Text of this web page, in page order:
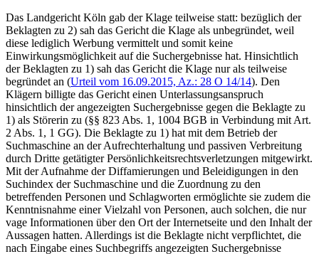
Das Landgericht Köln gab der Klage teilweise statt: bezüglich der
Beklagten zu 2) sah das Gericht die Klage als unbegründet, weil
diese lediglich Werbung vermittelt und somit keine
Einwirkungsmöglichkeit auf die Suchergebnisse hat. Hinsichtlich
der Beklagten zu 1) sah das Gericht die Klage nur als teilweise
begründet an (Urteil vom 16.09.2015, Az.: 28 O 14/14). Den
Klägern billigte das Gericht einen Unterlassungsanspruch
hinsichtlich der angezeigten Suchergebnisse gegen die Beklagte zu
1) als Störerin zu (§§ 823 Abs. 1, 1004 BGB in Verbindung mit Art.
2 Abs. 1, 1 GG). Die Beklagte zu 1) hat mit dem Betrieb der
Suchmaschine an der Aufrechterhaltung und passiven Verbreitung
durch Dritte getätigter Persönlichkeitsrechtsverletzungen mitgewirkt.
Mit der Aufnahme der Diffamierungen und Beleidigungen in den
Suchindex der Suchmaschine und die Zuordnung zu den
betreffenden Personen und Schlagworten ermöglichte sie zudem die
Kenntnisnahme einer Vielzahl von Personen, auch solchen, die nur
vage Informationen über den Ort der Internetseite und den Inhalt der
Aussagen hatten. Allerdings ist die Beklagte nicht verpflichtet, die
nach Eingabe eines Suchbegriffs angezeigten Suchergebnisse